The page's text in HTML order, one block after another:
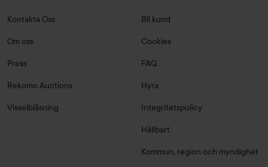
Kontakta Oss
Om oss
Press
Rekomo Auctions
Visselblåsning
Bli kund
Cookies
FAQ
Hyra
Integritetspolicy
Hållbart
Kommun, region och myndighet